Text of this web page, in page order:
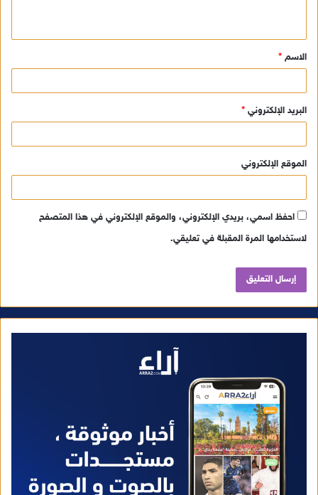
ق
*
الاسم *
البريد الإلكتروني *
الموقع الإلكتروني
احفظ اسمي، بريدي الإلكتروني، والموقع الإلكتروني في هذا المتصفح
لاستخدامها المرة المقبلة في تعليقي.